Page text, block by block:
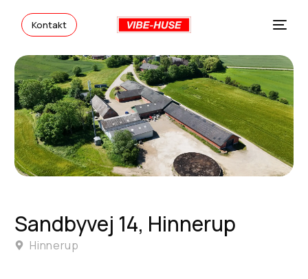
Kontakt
Sandbyvej 14, Hinnerup
Hinnerup
Vibe-Huse